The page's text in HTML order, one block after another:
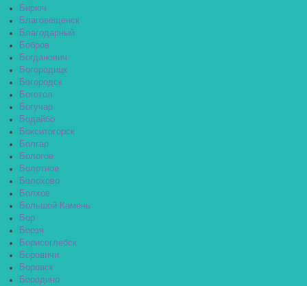
Бирюч
Благовещенск
Благодарный
Бобров
Богданович
Богородицк
Богородск
Боготол
Богучар
Бодайбо
Бокситогорск
Болгар
Бологое
Болотное
Болохово
Болхов
Большой Камень
Бор
Борзя
Борисоглебск
Боровичи
Боровск
Бородино